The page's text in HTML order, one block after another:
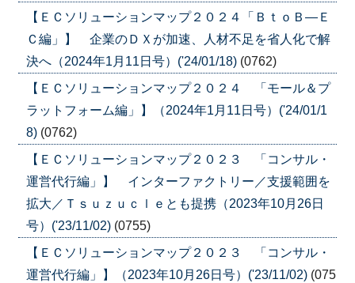
【ＥＣソリューションマップ２０２４「ＢｔｏＢ―Ｅ
Ｃ編」】 企業のＤＸが加速、人材不足を省人化で解
決へ（2024年1月11日号）('24/01/18) (0762)
【ＥＣソリューションマップ２０２４ 「モール＆プ
ラットフォーム編」】（2024年1月11日号）('24/01/1
8) (0762)
【ＥＣソリューションマップ２０２３ 「コンサル・
運営代行編」】 インターファクトリー／支援範囲を
拡大／Ｔｓｕｚｕｃｌｅとも提携（2023年10月26日
号）('23/11/02) (0755)
【ＥＣソリューションマップ２０２３ 「コンサル・
運営代行編」】（2023年10月26日号）('23/11/02) (075